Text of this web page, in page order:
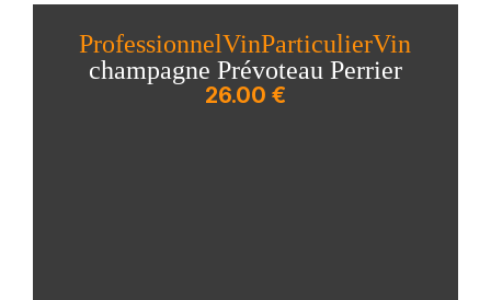
ProfessionnelVinParticulierVin
champagne Prévoteau Perrier
26.00 €